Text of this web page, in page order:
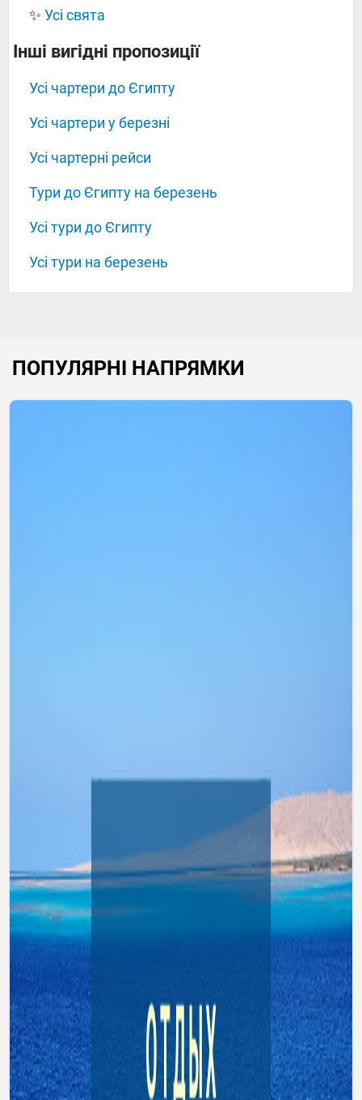
✨ Усі свята
‍‍‍‍‍Інші вигідні пропозиції
Усі чартери до Єгипту
Усі чартери у березні
Усі чартерні рейси
Тури до Єгипту на березень
Усі тури до Єгипту
Усі тури на березень
ПОПУЛЯРНІ НАПРЯМКИ